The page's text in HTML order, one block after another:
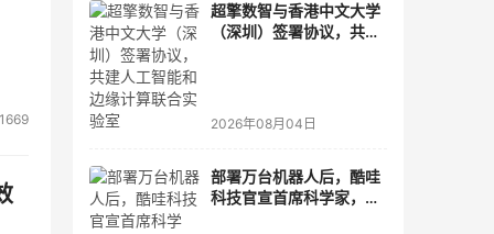
1669
超擎数智与香港中文大学
（深圳）签署协议，共建
2026年08月04日
部署万台机器人后，酷哇
科技官宣首席科学家，要